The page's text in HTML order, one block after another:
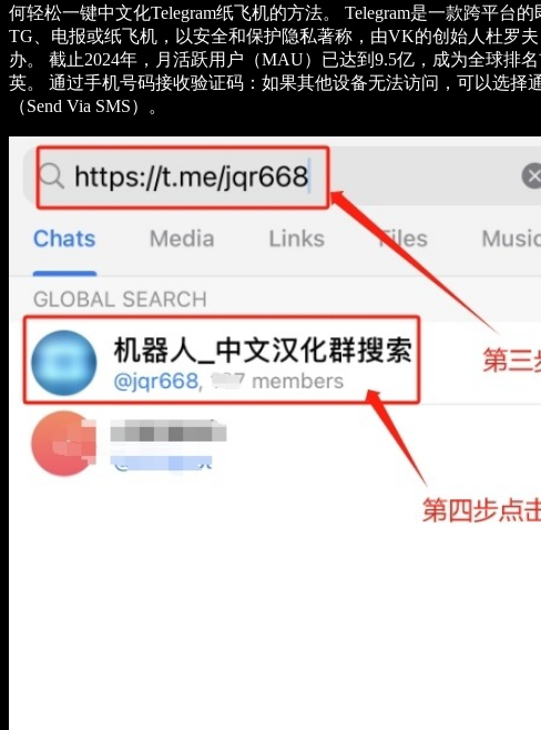
何轻松一键中文化Telegram纸飞机的方法。 Telegram是一款跨平台
TG、电报或纸飞机，以安全和保护隐私著称，由VK的创始人杜罗
办。 截止2024年，月活跃用户（MAU）已达到9.5亿，成为全球排
英。 通过手机号码接收验证码：如果其他设备无法访问，可以选择
（Send Via SMS）。